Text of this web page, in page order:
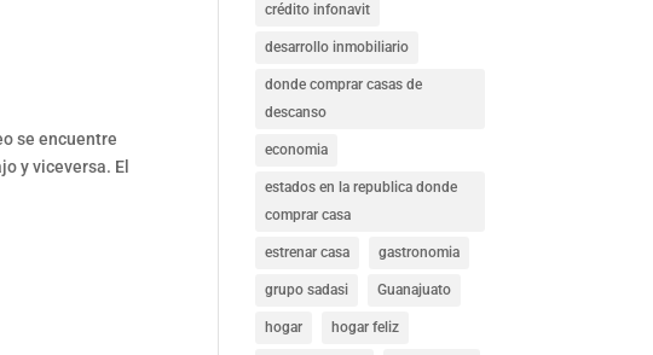
se encuentre
y viceversa. El
crédito infonavit
desarrollo inmobiliario
donde comprar casas de
descanso
economia
estados en la republica donde
comprar casa
estrenar casa gastronomia
grupo sadasi Guanajuato
hogar hogar feliz